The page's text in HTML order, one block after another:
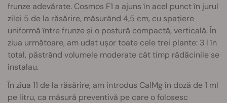
frunze adevărate. Cosmos F1 a ajuns în acel punct în jurul
zilei 5 de la răsărire, măsurând 4,5 cm, cu spațiere
uniformă între frunze și o postură compactă, verticală. În
ziua următoare, am udat ușor toate cele trei plante: 3 l în
total, păstrând volumele moderate cât timp rădăcinile se
instalau.
În ziua 11 de la răsărire, am introdus CalMg în doză de 1 ml
pe litru, ca măsură preventivă pe care o folosesc